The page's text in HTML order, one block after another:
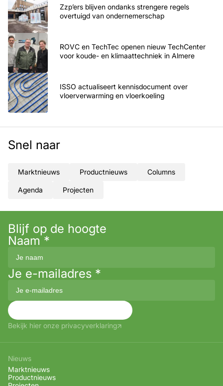
Zzp’ers blijven ondanks strengere regels
overtuigd van ondernemerschap
ROVC en TechTec openen nieuw TechCenter
voor koude- en klimaattechniek in Almere
ISSO actualiseert kennisdocument over
vloerverwarming en vloerkoeling
Snel naar
Marktnieuws Productnieuws Columns
Agenda Projecten
Blijf op de hoogte
Naam *
Je e-mailadres *
Bekijk hier onze privacyverklaring
Nieuws
Marktnieuws
Productnieuws